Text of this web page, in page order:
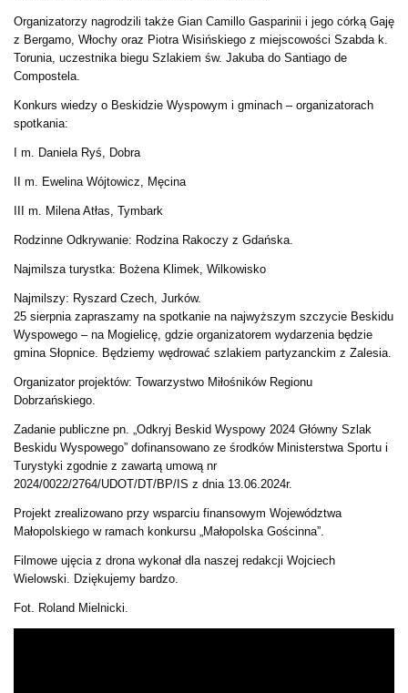
Organizatorzy nagrodzili także Gian Camillo Gasparinii i jego córką Gaję
z Bergamo, Włochy oraz Piotra Wisińskiego z miejscowości Szabda k.
Torunia, uczestnika biegu Szlakiem św. Jakuba do Santiago de
Compostela.
Konkurs wiedzy o Beskidzie Wyspowym i gminach – organizatorach
spotkania:
I m. Daniela Ryś, Dobra
II m. Ewelina Wójtowicz, Męcina
III m. Milena Atłas, Tymbark
Rodzinne Odkrywanie: Rodzina Rakoczy z Gdańska.
Najmilsza turystka: Bożena Klimek, Wilkowisko
Najmilszy: Ryszard Czech, Jurków.
25 sierpnia zapraszamy na spotkanie na najwyższym szczycie Beskidu
Wyspowego – na Mogielicę, gdzie organizatorem wydarzenia będzie
gmina Słopnice. Będziemy wędrować szlakiem partyzanckim z Zalesia.
Organizator projektów: Towarzystwo Miłośników Regionu
Dobrzańskiego.
Zadanie publiczne pn. „Odkryj Beskid Wyspowy 2024 Główny Szlak
Beskidu Wyspowego” dofinansowano ze środków Ministerstwa Sportu i
Turystyki zgodnie z zawartą umową nr
2024/0022/2764/UDOT/DT/BP/IS z dnia 13.06.2024r.
Projekt zrealizowano przy wsparciu finansowym Województwa
Małopolskiego w ramach konkursu „Małopolska Gościnna”.
Filmowe ujęcia z drona wykonał dla naszej redakcji Wojciech
Wielowski. Dziękujemy bardzo.
Fot. Roland Mielnicki.